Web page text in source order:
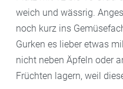
weich und wässrig.
noch kurz ins
Gurken es lieber etwas
nicht neben Äpfeln oder
Früchten lagern, weil